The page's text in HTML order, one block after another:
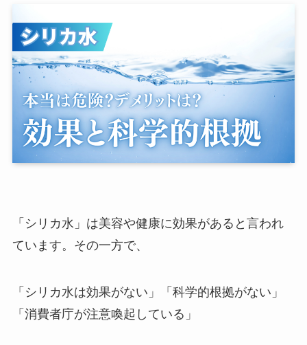
「シリカ水」は美容や健康に効果があると言われ
ています。その一方で、
「シリカ水は効果がない」「科学的根拠がない」
「消費者庁が注意喚起している」